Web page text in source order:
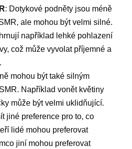
: Dotykové podněty jsou méně
ale mohou být velmi silné.
například lehké pohlazení
což může vyvolat příjemné a
mohou být také silným
Například vonět květiny
může být velmi uklidňující.
jiné preference pro to, co
lidé mohou preferovat
jiní mohou preferovat